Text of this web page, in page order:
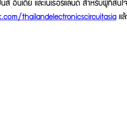
นเดีย และเนเธอร์แลนด์ สำหรับผู้ที่สนใจ
thailandelectronicscircuitasia แ